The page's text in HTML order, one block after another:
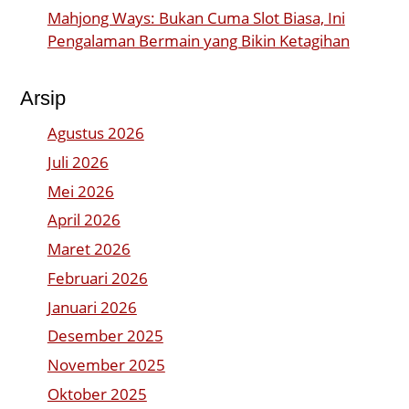
Mahjong Ways: Bukan Cuma Slot Biasa, Ini
Pengalaman Bermain yang Bikin Ketagihan
Arsip
Agustus 2026
Juli 2026
Mei 2026
April 2026
Maret 2026
Februari 2026
Januari 2026
Desember 2025
November 2025
Oktober 2025